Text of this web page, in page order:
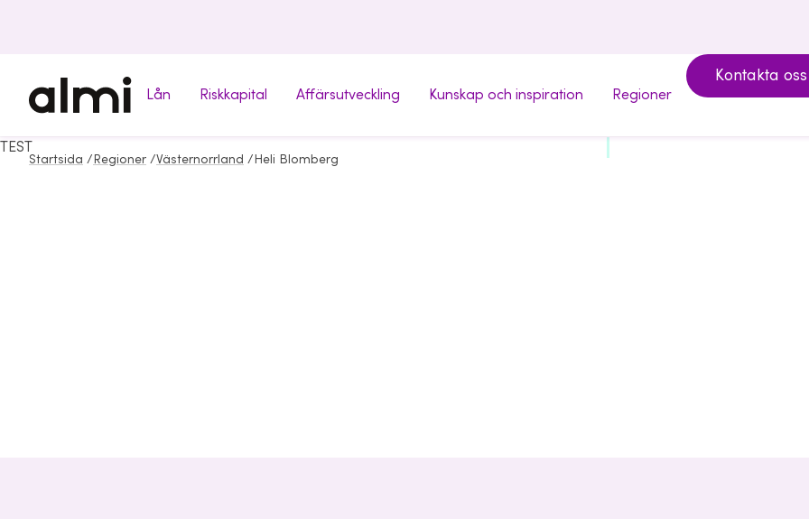
Lån Riskkapital Affärsutveckling Kunskap och inspiration Regioner
Kontakta oss
Startsida / Regioner /Västernorrland / Heli Blomberg
TEST